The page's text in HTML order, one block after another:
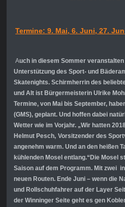
Termine: 9. Mai, 6. Juni, 27.
Auch in diesem Sommer
Unterstützung des Sport- und
Skatenights. Schirmherrin des
und Alt ist Bürgermeisterin Ulrike
Termine, von Mai bis September,
(GMS), geplant. Und hoffen dabei
Wetter wie im Vorjahr. „Wir hatten
Helmut Pesch, Vorsitzender des
angenehm warm. Und an den heißen
kühlenden Mosel entlang.“Die Mosel
Saison auf dem Programm. Mit zwei in
neuen Routen. Ende Juni – wenn die
und Rollschuhfahrer auf der Layer
der Winninger Seite geht es gen